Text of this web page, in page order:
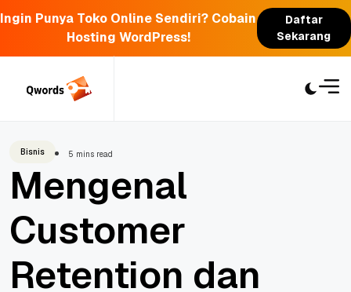
Ingin Punya Toko Online Sendiri? Cobain
Hosting WordPress!
Daftar
Sekarang
Bisnis 5 mins read
Mengenal
Customer
Retention dan